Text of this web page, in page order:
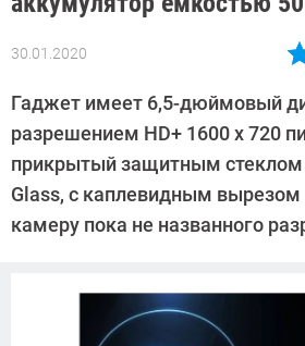
30.01.2020
Автор:
Кошик
Гаджет имеет 6,5-дюймовый
разрешением HD+ 1600 х 720
прикрытый защитным стеклом
Glass, с каплевидным
камеру пока не названного